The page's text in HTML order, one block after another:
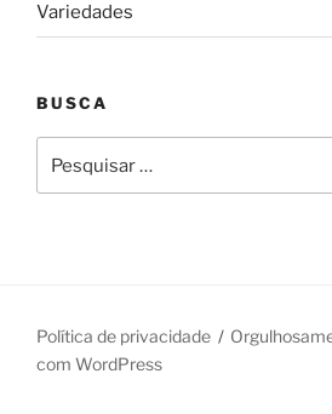
Variedades
BUSCA
por:
Política de privacidade
com WordPress